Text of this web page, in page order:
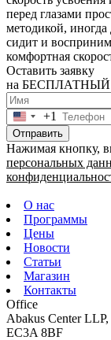
перед глазами
методикой, иногда
сидит и
комфортная
Оставить заявку
на БЕСПЛАТНЫЙ
United
States
+1
+1
Отправить
Нажимая кнопку,
персональных
О нас
Программы
Цены
Новости
Статьи
Магазин
Контакты
Office
Abakus Center
EC3A 8BF